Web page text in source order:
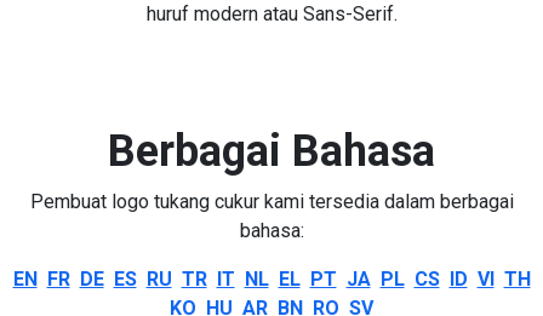
huruf modern atau Sans-Serif.
Berbagai Bahasa
Pembuat logo tukang cukur kami tersedia dalam berbagai
bahasa:
EN FR DE ES RU TR IT NL EL PT JA PL CS ID VI TH
KO HU AR BN RO SV